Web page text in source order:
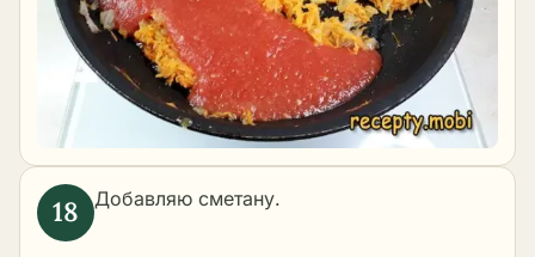
Добавляю сметану.